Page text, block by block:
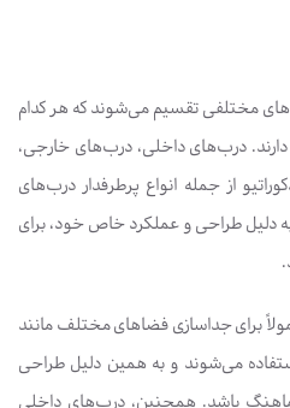
مختلفی تقسیم می‌شوند که هر کدام
درب‌های داخلی، درب‌های خارجی،
از جمله انواع پرطرفدار درب‌های
دلیل طراحی و عملکرد خاص خود، برای
برای جداسازی فضاهای مختلف مانند
می‌شوند و به همین دلیل طراحی